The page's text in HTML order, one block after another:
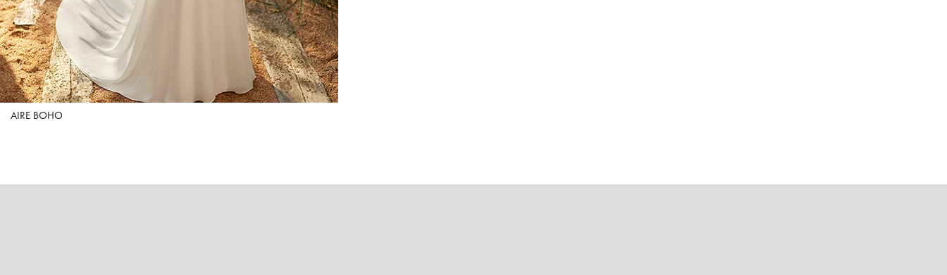
AIRE BOHO